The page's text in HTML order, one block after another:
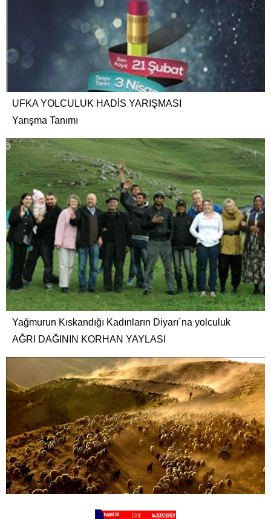
UFKA YOLCULUK HADİS YARIŞMASI
Yarışma Tanımı
Yağmurun Kıskandığı Kadınların Diyarı´na yolculuk
AĞRI DAĞININ KORHAN YAYLASI